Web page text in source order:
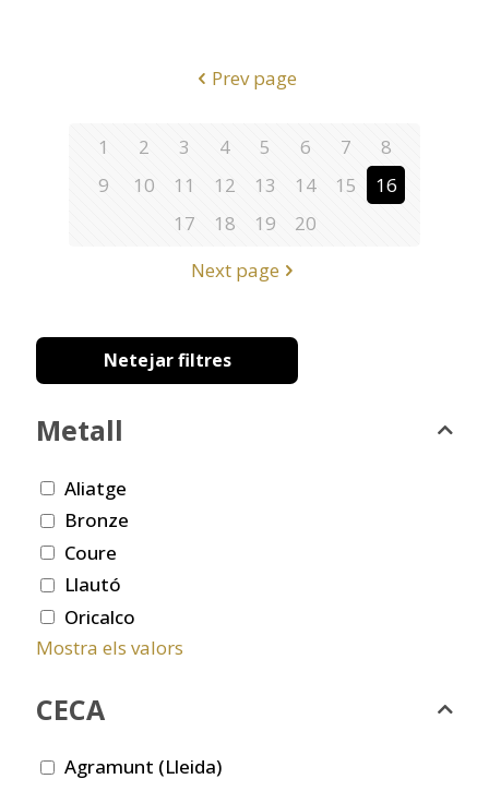
Prev page
1 2 3 4 5 6 7
8
9
10 11 12 13 14 15
16
17
18 19
20
Next page
Netejar filtres
Metall
Aliatge
Bronze
Coure
Llautó
Oricalco
Mostra els valors
CECA
Agramunt (Lleida)